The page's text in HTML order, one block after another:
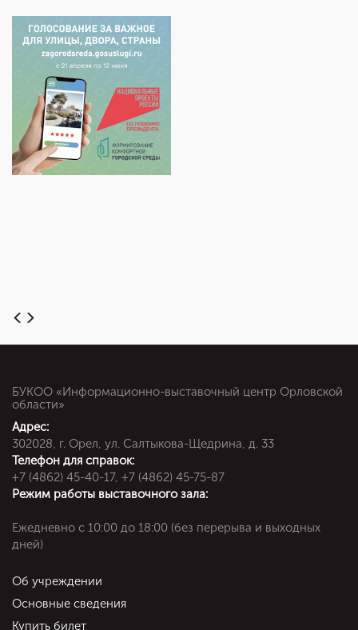
БУКОО «Информационно-выставочный центр Орловской
области»
Адрес:
302028, г. Орел, ул. Салтыкова-Щедрина, д. 33
Телефон для справок:
+7 (4862) 45-40-17, +7 (4862) 45-75-87
Режим работы выставочного зала:
Ежедневно c 10:00 до 18:00 (без перерыва и выходных
дней)
Об учреждении
Основные сведения
Купить билет